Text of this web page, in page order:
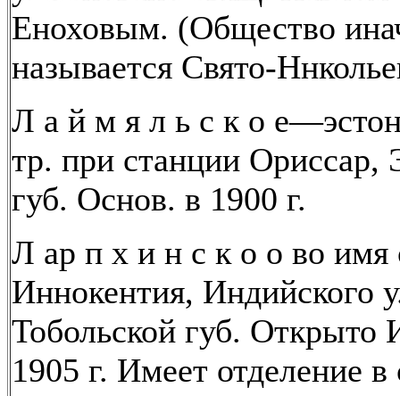
Еноховым. (Общество
называется Свято-
Л а й м я л ь с к о
тр. при станции Ориссар,
губ. Основ. в 1900 г.
Л ар п х и н с к о о во имя
Иннокентия, Индийского
Тобольской губ. Открыто
1905 г. Имеет отделение в